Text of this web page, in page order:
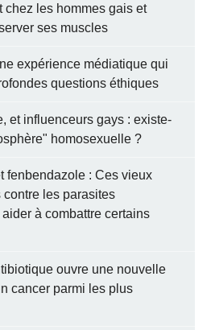
chez les hommes gais et
ses muscles
expérience médiatique qui
questions éthiques
et influenceurs gays : existe-
homosexuelle ?
fenbendazole : Ces vieux
contre les parasites
à combattre certains
ouvre une nouvelle
cancer parmi les plus